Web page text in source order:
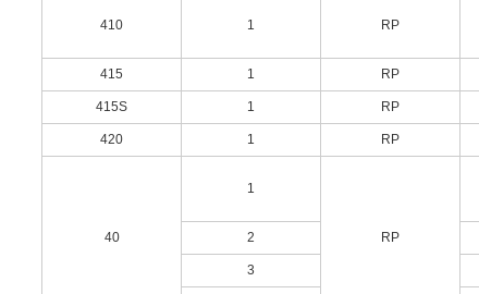
410 1 RP
415 1 RP
415S 1 RP
420 1 RP
40
1
RP
2
3